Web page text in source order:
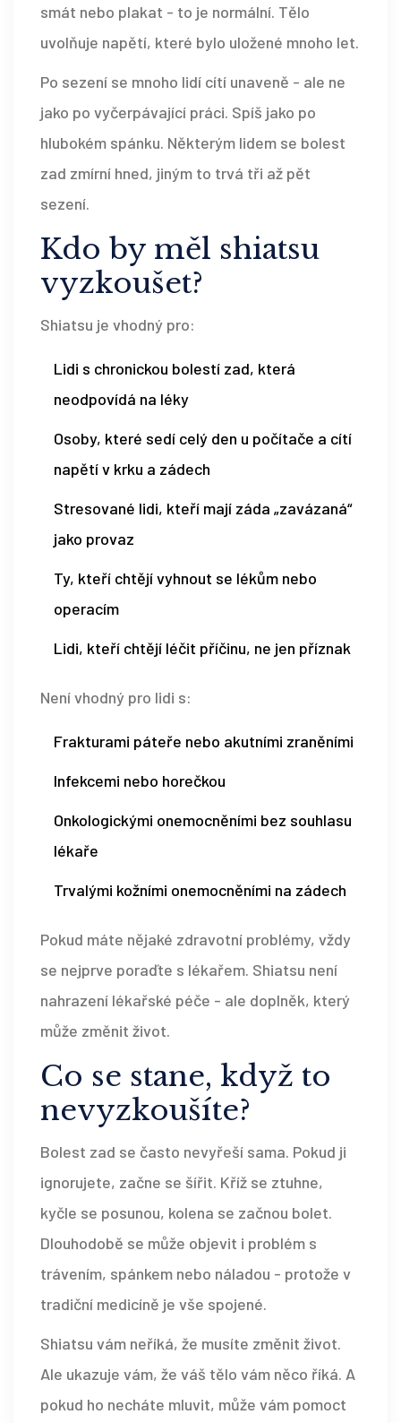
smát nebo plakat - to je normální. Tělo
uvolňuje napětí, které bylo uložené mnoho let.
Po sezení se mnoho lidí cítí unaveně - ale ne
jako po vyčerpávající práci. Spíš jako po
hlubokém spánku. Některým lidem se bolest
zad zmírní hned, jiným to trvá tři až pět
sezení.
Kdo by měl shiatsu
vyzkoušet?
Shiatsu je vhodný pro:
Lidi s chronickou bolestí zad, která
neodpovídá na léky
Osoby, které sedí celý den u počítače a cítí
napětí v krku a zádech
Stresované lidi, kteří mají záda „zavázaná“
jako provaz
Ty, kteří chtějí vyhnout se lékům nebo
operacím
Lidi, kteří chtějí léčit příčinu, ne jen příznak
Není vhodný pro lidi s:
Frakturami páteře nebo akutními zraněními
Infekcemi nebo horečkou
Onkologickými onemocněními bez souhlasu
lékaře
Trvalými kožními onemocněními na zádech
Pokud máte nějaké zdravotní problémy, vždy
se nejprve poraďte s lékařem. Shiatsu není
nahrazení lékařské péče - ale doplněk, který
může změnit život.
Co se stane, když to
nevyzkoušíte?
Bolest zad se často nevyřeší sama. Pokud ji
ignorujete, začne se šířit. Kříž se ztuhne,
kyčle se posunou, kolena se začnou bolet.
Dlouhodobě se může objevit i problém s
trávením, spánkem nebo náladou - protože v
tradiční medicíně je vše spojené.
Shiatsu vám neříká, že musíte změnit život.
Ale ukazuje vám, že váš tělo vám něco říká. A
pokud ho necháte mluvit, může vám pomoct